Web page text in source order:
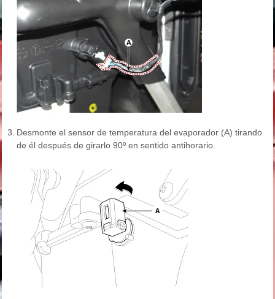
3. Desmonte el sensor de temperatura del evaporador (A) tirando
de él después de girarlo 90º en sentido antihorario.